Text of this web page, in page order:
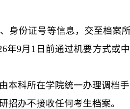
身份证号等信息，交至档案
年9月1日前通过机要方式或
本科所在学院统一办理调档手
招办不接收任何考生档案。